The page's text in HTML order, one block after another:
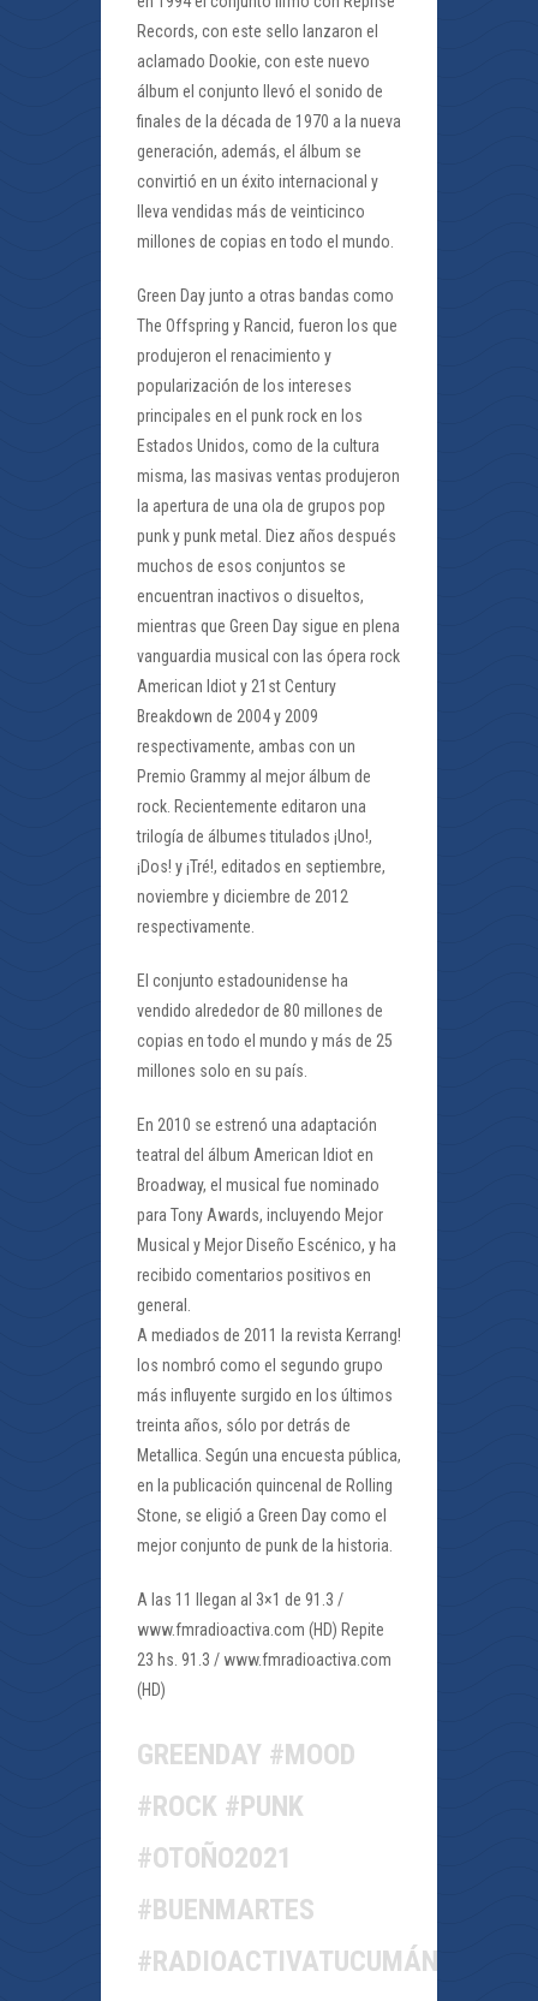
Records, con este sello lanzaron el
aclamado Dookie, con este nuevo
álbum el conjunto llevó el sonido de
finales de la década de 1970 a la nueva
generación, además, el álbum se
convirtió en un éxito internacional y
lleva vendidas más de veinticinco
millones de copias en todo el mundo.
Green Day junto a otras bandas como
The Offspring y Rancid, fueron los que
produjeron el renacimiento y
popularización de los intereses
principales en el punk rock en los
Estados Unidos, como de la cultura
misma, las masivas ventas produjeron
la apertura de una ola de grupos pop
punk y punk metal. Diez años después
muchos de esos conjuntos se
encuentran inactivos o disueltos,
mientras que Green Day sigue en plena
vanguardia musical con las ópera rock
American Idiot y 21st Century
Breakdown de 2004 y 2009
respectivamente, ambas con un
Premio Grammy al mejor álbum de
rock. Recientemente editaron una
trilogía de álbumes titulados ¡Uno!,
¡Dos! y ¡Tré!, editados en septiembre,
noviembre y diciembre de 2012
respectivamente.
El conjunto estadounidense ha
vendido alrededor de 80 millones de
copias en todo el mundo y más de 25
millones solo en su país.
En 2010 se estrenó una adaptación
teatral del álbum American Idiot en
Broadway, el musical fue nominado
para Tony Awards, incluyendo Mejor
Musical y Mejor Diseño Escénico, y ha
recibido comentarios positivos en
general.
A mediados de 2011 la revista Kerrang!
los nombró como el segundo grupo
más influyente surgido en los últimos
treinta años, sólo por detrás de
Metallica. Según una encuesta pública,
en la publicación quincenal de Rolling
Stone, se eligió a Green Day como el
mejor conjunto de punk de la historia.
A las 11 llegan al 3×1 de 91.3 /
www.fmradioactiva.com (HD) Repite
23 hs. 91.3 / www.fmradioactiva.com
(HD)
GREENDAY #MOOD
#ROCK #PUNK
#OTOÑO2021
#BUENMARTES
#RADIOACTIVATUCUMÁN